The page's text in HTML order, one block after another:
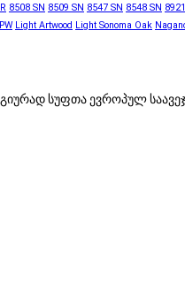
8508 SN 8509 SN 8547 SN 8548 SN
Light Artwood Light Sonoma Oak
სუფთა ევროპულ